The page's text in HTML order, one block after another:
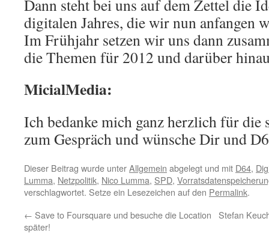
Dann steht bei uns auf dem Zettel die
digitalen Jahres, die wir nun anfangen
Im Frühjahr setzen wir uns dann
die Themen für 2012 und darüber
MicialMedia:
Ich bedanke mich ganz herzlich für die
zum Gespräch und wünsche Dir und
Dieser Beitrag wurde unterAllgemein abgelegt und mit D64,
Lumma, Netzpolitik, Nico Lumma, SPD,
verschlagwortet. Setze ein Lesezeichen auf den Permalink.
← Save to Foursquare und besuche die Location
später!
Stefan